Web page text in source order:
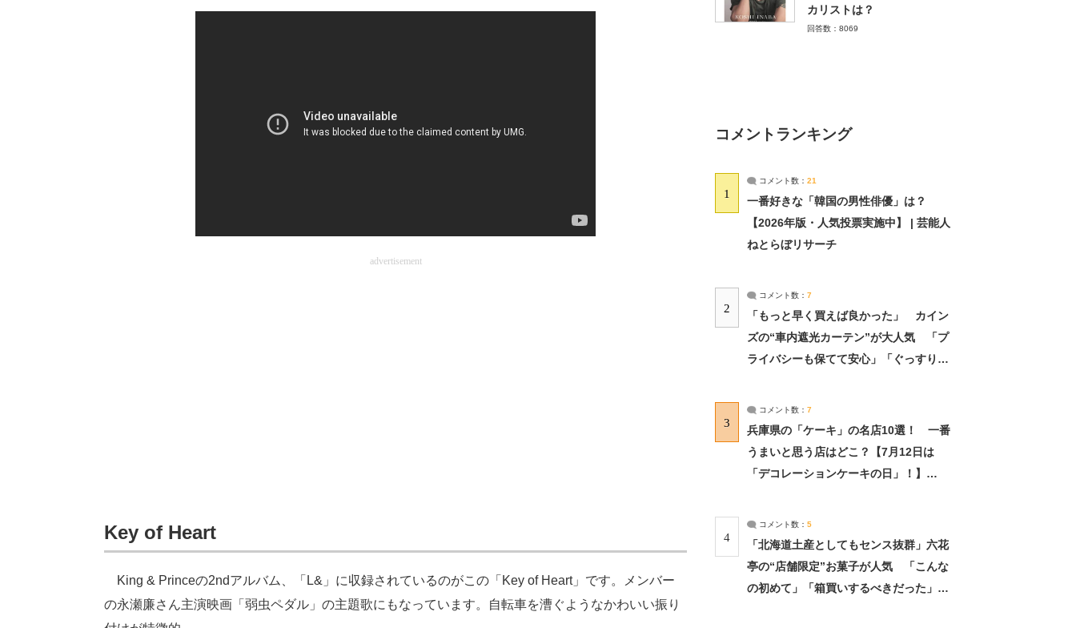
advertisement
Key of Heart
King & Princeの2ndアルバム、「L&」に収録されているのがこの「Key of Heart」です。メンバー
の永瀬廉さん主演映画「弱虫ペダル」の主題歌にもなっています。自転車を漕ぐようなかわいい振り
カリストは？
回答数：8069
コメントランキング
1
コメント数： 21
一番好きな「韓国の男性俳優」は？
【2026年版・人気投票実施中】 | 芸能人
ねとらぼリサーチ
2
コメント数： 7
「もっと早く買えば良かった」 カイン
ズの“車内遮光カーテン”が大人気 「プ
ライバシーも保てて安心」「ぐっすり眠
3
コメント数： 7
兵庫県の「ケーキ」の名店10選！ 一番
うまいと思う店はどこ？【7月12日は
「デコレーションケーキの日」！】
4
コメント数： 5
「北海道土産としてもセンス抜群」六花
亭の“店舗限定”お菓子が人気 「こんな
の初めて」「箱買いするべきだった」